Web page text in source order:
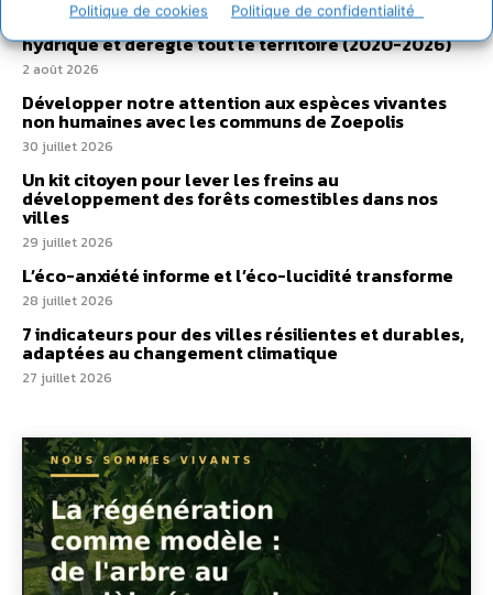
Politique de cookies Politique de confidentialité
Comment le sol français a perdu sa mémoire
hydrique et déréglé tout le territoire (2020-2026)
2 août 2026
Développer notre attention aux espèces vivantes
non humaines avec les communs de Zoepolis
30 juillet 2026
Un kit citoyen pour lever les freins au
développement des forêts comestibles dans nos
villes
29 juillet 2026
L’éco-anxiété informe et l’éco-lucidité transforme
28 juillet 2026
7 indicateurs pour des villes résilientes et durables,
adaptées au changement climatique
27 juillet 2026